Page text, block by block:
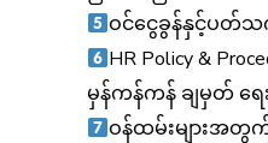
ဝင်ငွေခွန်နှင့်ပတ်သက်
HR Policy &
မှန်ကန်ကန် ချမှတ် ရေး
ဝန်ထမ်းများအတွ